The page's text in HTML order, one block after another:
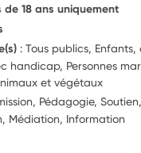
de 18 ans uniquement
: Tous publics,
handicap, Personnes
et végétaux
Pédagogie,
Médiation, Information